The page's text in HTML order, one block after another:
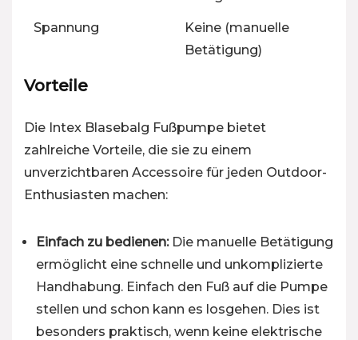
Spannung
Keine (manuelle
Betätigung)
Vorteile
Die Intex Blasebalg Fußpumpe bietet
zahlreiche Vorteile, die sie zu einem
unverzichtbaren Accessoire für jeden Outdoor-
Enthusiasten machen:
Einfach zu bedienen:Die manuelle Betätigung
ermöglicht eine schnelle und unkomplizierte
Handhabung. Einfach den Fuß auf die Pumpe
stellen und schon kann es losgehen. Dies ist
besonders praktisch, wenn keine elektrische